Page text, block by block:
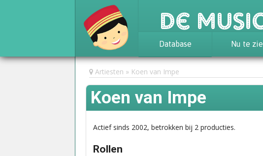
De
Database
Achtergrond
Awards
Statistieken
Nu te
Artiesten Koen van Impe
Koen van Impe
Actief sinds 2002, betrokken bij 2 producties.
Rollen